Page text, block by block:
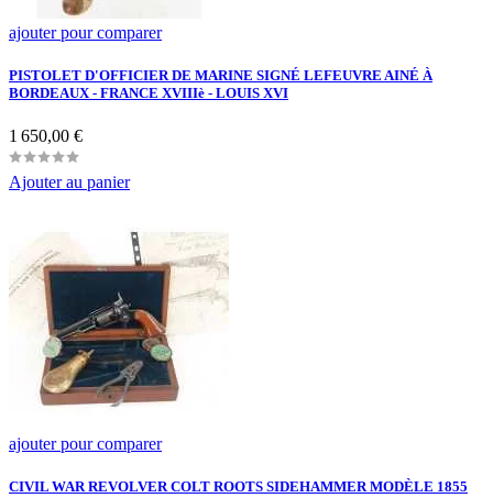
ajouter pour comparer
PISTOLET D'OFFICIER DE MARINE SIGNÉ LEFEUVRE AINÉ À
BORDEAUX - FRANCE XVIIIè - LOUIS XVI
Prix
1 650,00 €
Ajouter au panier
ajouter pour comparer
CIVIL WAR REVOLVER COLT ROOTS SIDEHAMMER MODÈLE 1855